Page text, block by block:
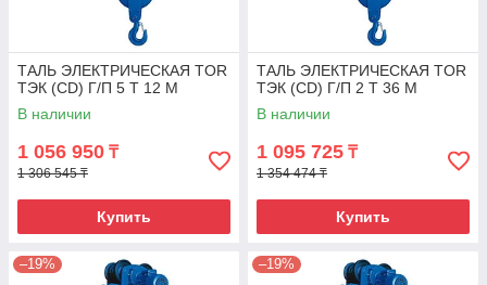
ТАЛЬ ЭЛЕКТРИЧЕСКАЯ TOR
ТЭК (CD) Г/П 5 Т 12 М
В наличии
1 056 950 ₸
1 306 545 ₸
Купить
ТАЛЬ ЭЛЕКТРИЧЕСКАЯ TOR
ТЭК (CD) Г/П 2 Т 36 М
В наличии
1 095 725 ₸
1 354 474 ₸
Купить
–19% –19%